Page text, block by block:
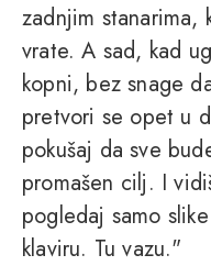
zadnjim stanarima,
vrate. A sad, kad
kopni, bez snage
pretvori se opet u
pokušaj da sve
promašen cilj. I
pogledaj samo
klaviru. Tu vazu."